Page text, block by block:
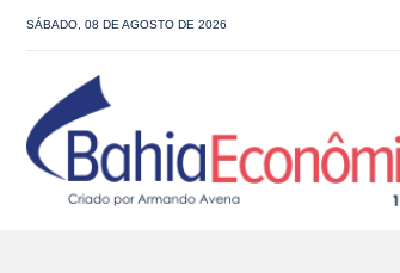
SÁBADO, 08 DE AGOSTO DE 2026